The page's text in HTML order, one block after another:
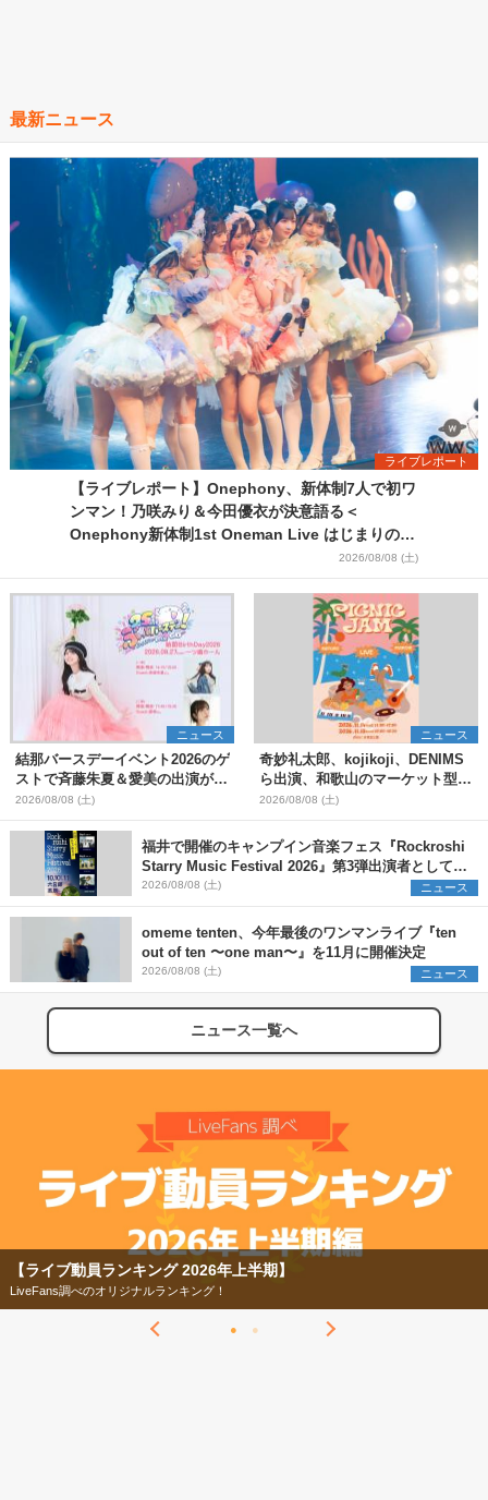
最新ニュース
ライブレポート
【ライブレポート】Onephony、新体制7人で初ワ
ンマン！乃咲みり＆今田優衣が決意語る＜
Onephony新体制1st Oneman Live はじまりの夏
2026/08/08 (土)
ニュース
結那バースデーイベント2026のゲ
ストで斉藤朱夏＆愛美の出演が決
定
2026/08/08 (土)
ニュース
奇妙礼太郎、kojikoji、DENIMS
ら出演、和歌山のマーケット型野
外イベント『PICNIC JAM
2026』早割チケット発売開始
2026/08/08 (土)
福井で開催のキャンプイン音楽フェス『Rockroshi
Starry Music Festival 2026』第3弾出演者として
SCOOBIE DO、かりゆし58、Reiを発表
2026/08/08 (土) ニュース
omeme tenten、今年最後のワンマンライブ『ten
out of ten 〜one man〜』を11月に開催決定
2026/08/08 (土) ニュース
ニュース一覧へ
【ライブ動員ランキング 2026年上半期】
LiveFans調べのオリジナルランキング！